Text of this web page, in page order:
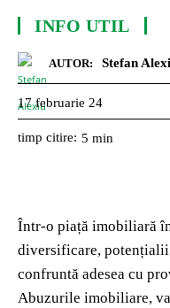
INFO UTIL
AUTOR: Stefan
17 februarie 24
timp citire: 5 min
Într-o piață imobiliară
diversificare,
confruntă adesea cu
Abuzurile imobiliare,